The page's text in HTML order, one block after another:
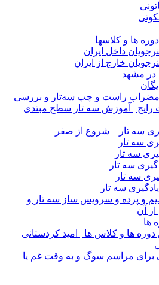
ها و کلاسها
داخل ایران
خارج از ایران
مشهد
راست و چپ سه‌تار و بررسی
رایج | آموزش سه تار سطح مبتدی
سه تار – شروع از صفر
سه تار
سه تار
سه تار
سه تار
سه تار
و پرده و سرویس ساز سه تار و
آن
ها
ها و کلاس ها | امید کردستانی
برای مراسم سوگ و به وقت غم یا